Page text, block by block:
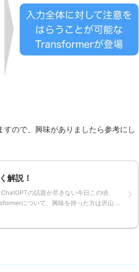
ので、興味がありましたら参考にし
解説！
の話題が尽きない今日この頃、
について、興味を持った方は沢山 ...